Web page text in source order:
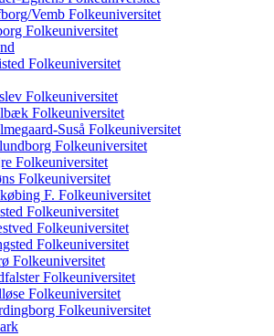
Vemb Folkeuniversitet
Folkeuniversitet
Folkeuniversitet
Folkeuniversitet
Folkeuniversitet
Suså Folkeuniversitet
Folkeuniversitet
Folkeuniversitet
Folkeuniversitet
F. Folkeuniversitet
Folkeuniversitet
Folkeuniversitet
Folkeuniversitet
Folkeuniversitet
Folkeuniversitet
Folkeuniversitet
Folkeuniversitet